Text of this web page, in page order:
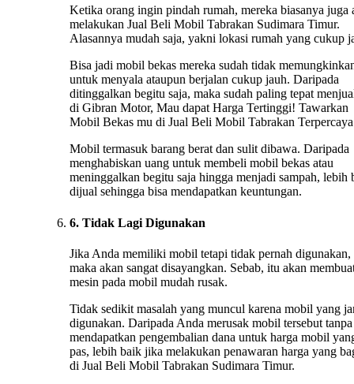
Ketika orang ingin pindah rumah, mereka biasanya juga
melakukan Jual Beli Mobil Tabrakan Sudimara Timur.
Alasannya mudah saja, yakni lokasi rumah yang cukup
Bisa jadi mobil bekas mereka sudah tidak
untuk menyala ataupun berjalan cukup jauh. Daripada
ditinggalkan begitu saja, maka sudah paling tepat
di Gibran Motor, Mau dapat Harga Tertinggi! Tawarkan
Mobil Bekas mu di Jual Beli Mobil Tabrakan
Mobil termasuk barang berat dan sulit dibawa. Daripada
menghabiskan uang untuk membeli mobil bekas atau
meninggalkan begitu saja hingga menjadi sampah, lebih
dijual sehingga bisa mendapatkan keuntungan.
6. Tidak Lagi Digunakan
Jika Anda memiliki mobil tetapi tidak pernah digunakan,
maka akan sangat disayangkan. Sebab, itu akan
mesin pada mobil mudah rusak.
Tidak sedikit masalah yang muncul karena mobil yang
digunakan. Daripada Anda merusak mobil tersebut tanpa
mendapatkan pengembalian dana untuk harga mobil
pas, lebih baik jika melakukan penawaran harga yang
di Jual Beli Mobil Tabrakan Sudimara Timur.